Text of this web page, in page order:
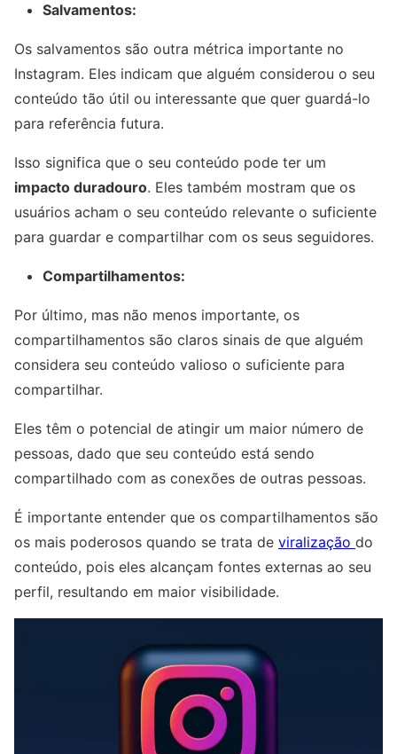
Salvamentos:
Os salvamentos são outra métrica importante no
Instagram. Eles indicam que alguém considerou o seu
conteúdo tão útil ou interessante que quer guardá-lo
para referência futura.
Isso significa que o seu conteúdo pode ter um
impacto duradouro. Eles também mostram que os
usuários acham o seu conteúdo relevante o suficiente
para guardar e compartilhar com os seus seguidores.
Compartilhamentos:
Por último, mas não menos importante, os
compartilhamentos são claros sinais de que alguém
considera seu conteúdo valioso o suficiente para
compartilhar.
Eles têm o potencial de atingir um maior número de
pessoas, dado que seu conteúdo está sendo
compartilhado com as conexões de outras pessoas.
É importante entender que os compartilhamentos são
os mais poderosos quando se trata de viralização do
conteúdo, pois eles alcançam fontes externas ao seu
perfil, resultando em maior visibilidade.